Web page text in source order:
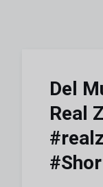
Del
Real